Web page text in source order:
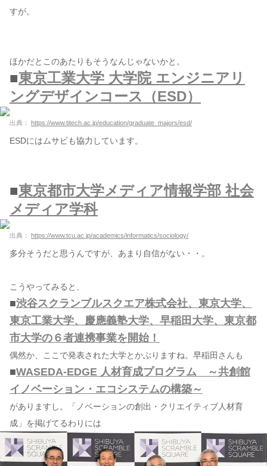
すが。
ほかだとこのあたりもそうなんじゃないかと。
■東京工業大学 大学院 エンジニアリ
ングデザインコース（ESD）
出典： https://www.titech.ac.jp/education/graduate_majors/esd/
ESDにはムサビも協力しています。
■東京都市大学メディア情報学部 社会
メディア学科
出典： https://www.tcu.ac.jp/academics/informatics/sociology/
多分そうだと思うんですが、あまり自信がない・・。
こうやってみると、
■渋谷スクランブルスクエア株式会社、東京大学、
東京工業大学、慶應義塾大学、早稲田大学、東京都
市大学の６者連携事業を開始！
偶然か、ここで発表された大学とかぶりますね。早稲田さんも
■WASEDA-EDGE 人材育成プログラム ～共創館
イノベーション・エコシステムの構築～
がありますし。「ノベーションの創出・クリエイティブ人材育
成」を掲げてるわりには